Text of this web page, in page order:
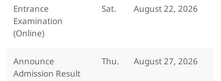
Entrance
Examination
(Online)
Sat. August 22, 2026
Announce
Admission Result
Thu. August 27, 2026